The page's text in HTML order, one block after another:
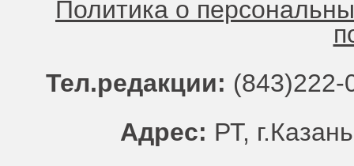
Политика о
Тел.редакции:
Адрес: РТ,